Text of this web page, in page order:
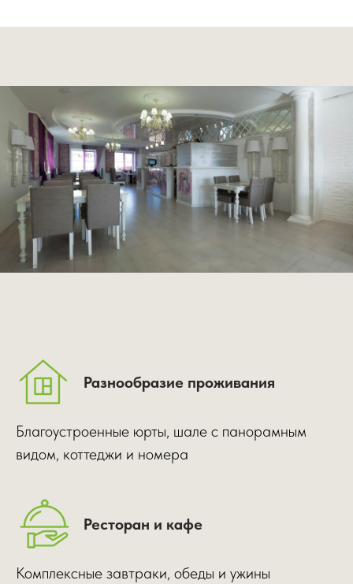
Разнообразие проживания
Благоустроенные юрты, шале с панорамным
видом, коттеджи и номера
Ресторан и кафе
Комплексные завтраки, обеды и ужины